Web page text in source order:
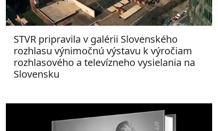
STVR pripravila v galérii Slovenského
rozhlasu výnimočnú výstavu k výročiam
rozhlasového a televízneho vysielania na
Slovensku